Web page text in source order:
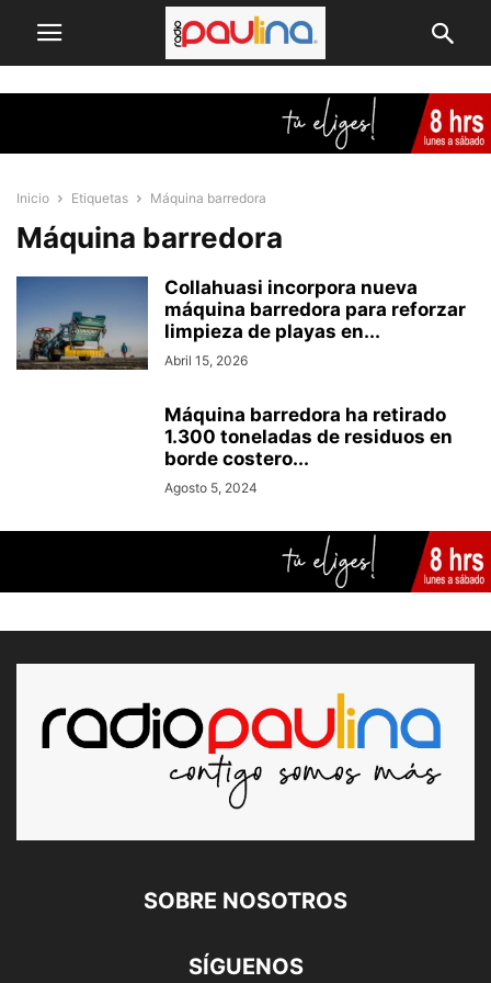
Inicio Etiquetas Máquina barredora
Máquina barredora
Collahuasi incorpora nueva
máquina barredora para reforzar
limpieza de playas en...
Abril 15, 2026
Máquina barredora ha retirado
1.300 toneladas de residuos en
borde costero...
Agosto 5, 2024
SOBRE NOSOTROS
SÍGUENOS